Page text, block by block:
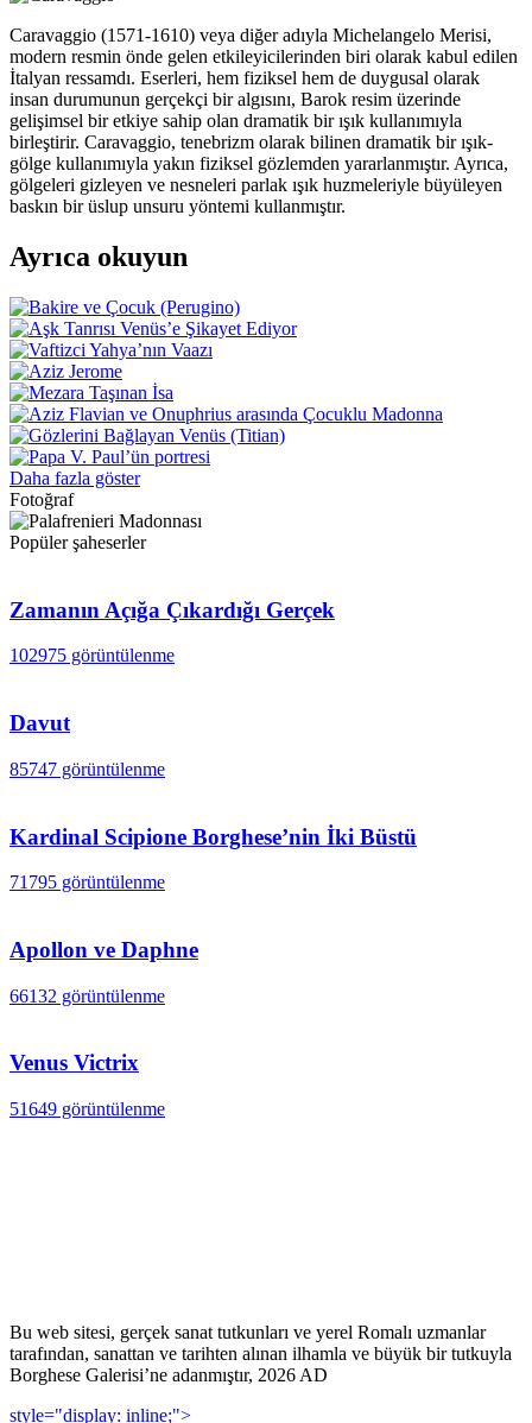
Caravaggio (1571-1610) veya diğer adıyla Michelangelo Merisi,
modern resmin önde gelen etkileyicilerinden biri olarak kabul edilen
İtalyan ressamdı. Eserleri, hem fiziksel hem de duygusal olarak
insan durumunun gerçekçi bir algısını, Barok resim üzerinde
gelişimsel bir etkiye sahip olan dramatik bir ışık kullanımıyla
birleştirir. Caravaggio, tenebrizm olarak bilinen dramatik bir ışık-
gölge kullanımıyla yakın fiziksel gözlemden yararlanmıştır. Ayrıca,
gölgeleri gizleyen ve nesneleri parlak ışık huzmeleriyle büyüleyen
baskın bir üslup unsuru yöntemi kullanmıştır.
Ayrıca okuyun
Daha fazla göster
Fotoğraf
Popüler şaheserler
Zamanın Açığa Çıkardığı Gerçek
102975 görüntülenme
Davut
85747 görüntülenme
Kardinal Scipione Borghese’nin İki Büstü
71795 görüntülenme
Apollon ve Daphne
66132 görüntülenme
Venus Victrix
51649 görüntülenme
Bu web sitesi, gerçek sanat tutkunları ve yerel Romalı uzmanlar
tarafından, sanattan ve tarihten alınan ilhamla ve büyük bir tutkuyla
Borghese Galerisi’ne adanmıştır, 2026 AD
style="display: inline;">